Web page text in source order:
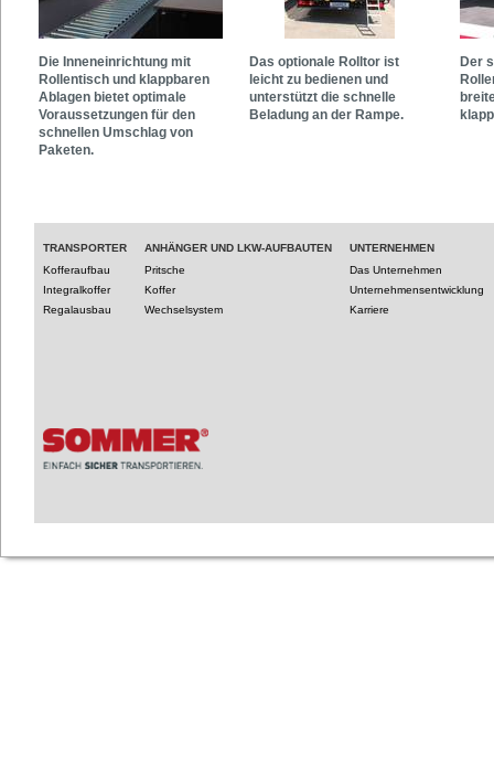
Die Inneneinrichtung mit
Rollentisch und klappbaren
Ablagen bietet optimale
Voraussetzungen für den
schnellen Umschlag von
Paketen.
Das optionale Rolltor ist
leicht zu bedienen und
unterstützt die schnelle
Beladung an der Rampe.
Der
TRANSPORTER
Kofferaufbau
Integralkoffer
Regalausbau
ANHÄNGER UND LKW-AUFBAUTEN
Pritsche
Koffer
Wechselsystem
UNTERNEHMEN
Das Unternehmen
Unternehmensentwicklung
Karriere